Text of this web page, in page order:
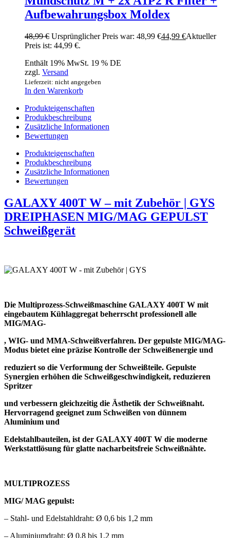
Aufbewahrungsbox Moldex
48,99€ Ursprünglicher Preis war: 48,99 €44,99 €Aktueller
Preis ist: 44,99 €.
Enthält 19% MwSt. 19 % DE
zzgl. Versand
Lieferzeit: nicht angegeben
In den Warenkorb
Produkteigenschaften
Produkbeschreibung
Zusätzliche Informationen
Bewertungen
Produkteigenschaften
Produkbeschreibung
Zusätzliche Informationen
Bewertungen
GALAXY 400T W – mit Zubehör | GYS
DREIPHASEN MIG/MAG GEPULST
Schweißgerät
Die Multiprozess-Schweißmaschine GALAXY 400T W mit
eingebautem Kühlaggregat beherrscht professionell alle
MIG/MAG-
, WIG- und MMA-Schweißverfahren. Der gepulste MIG/MAG-
Modus bietet eine präzise Kontrolle der Schweißenergie und
reduziert so die Verformung der Schweißteile. Gepulste
Synergien erhöhen die Schweißgeschwindigkeit, reduzieren
Spritzer
und verbessern gleichzeitig die Ästhetik der Schweißnaht.
Hervorragend geeignet zum Schweißen von dünnem
Aluminium und
Edelstahlbauteilen, ist der GALAXY 400T W die moderne
Werkstattlösung für glatte nacharbeitsfreie Schweißnähte.
MULTIPROZESS
MIG/ MAG gepulst:
– Stahl- und Edelstahldraht: Ø 0,6 bis 1,2 mm
– Aluminiumdraht: Ø 0,8 bis 1,2 mm